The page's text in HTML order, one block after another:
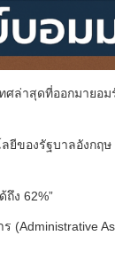
ศล่าสุดที่ออกมาย
ของรัฐบาลอังกฤษ
ง 62%”
(Administrative